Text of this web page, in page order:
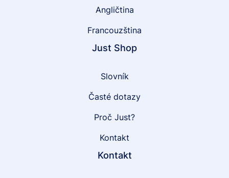
Angličtina
Francouzština
Just Shop
Slovník
Časté dotazy
Proč Just?
Kontakt
Kontakt